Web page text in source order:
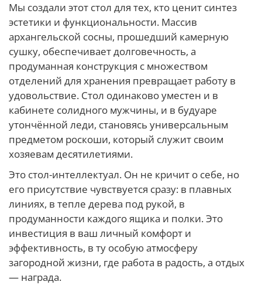
Мы создали этот стол для тех, кто ценит синтез
эстетики и функциональности. Массив
архангельской сосны, прошедший камерную
сушку, обеспечивает долговечность, а
продуманная конструкция с множеством
отделений для хранения превращает работу в
удовольствие. Стол одинаково уместен и в
кабинете солидного мужчины, и в будуаре
утончённой леди, становясь универсальным
предметом роскоши, который служит своим
хозяевам десятилетиями.
Это стол-интеллектуал. Он не кричит о себе, но
его присутствие чувствуется сразу: в плавных
линиях, в тепле дерева под рукой, в
продуманности каждого ящика и полки. Это
инвестиция в ваш личный комфорт и
эффективность, в ту особую атмосферу
загородной жизни, где работа в радость, а отдых
— награда.